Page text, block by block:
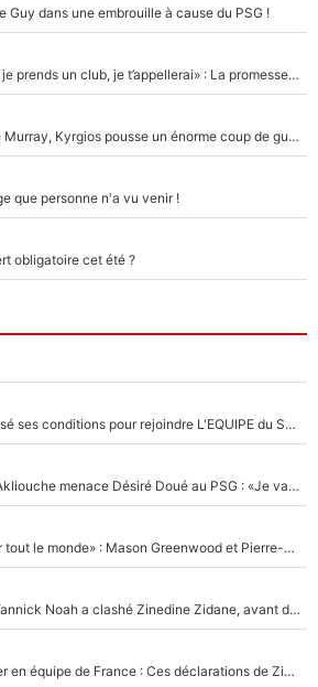
Guy dans une embrouille à cause du PSG !
Mercato - OM - «Dès que je prends un club, je t’appellerai» : La promesse de Marcelino au moment de claquer la porte
Victime de racisme contre Murray, Kyrgios pousse un énorme coup de gueule !
que personne n'a vu venir !
obligatoire cet été ?
Raymond Domenech a posé ses conditions pour rejoindre L'EQUIPE du Soir : Il refuse de faire l'émission avec un autre chroniqueur !
Le transfert de Maghnes Akliouche menace Désiré Doué au PSG : «Je valide à 200%»
«La porte est ouverte pour tout le monde» : Mason Greenwood et Pierre-Emerick Aubameyang ont quitté l'OM, Amine Gouiri balance sur la suite du mercato et sur la réaction du vestiaire !
«Ça pue du c*l» : Quand Yannick Noah a clashé Zinedine Zidane, avant de se faire recadrer par le nouveau sélectionneur de l'équipe de France !
Michael Olise va se régaler en équipe de France : Ces déclarations de Zinedine Zidane qui prouvent qu'il va tout miser sur la star du Bayern Munich !